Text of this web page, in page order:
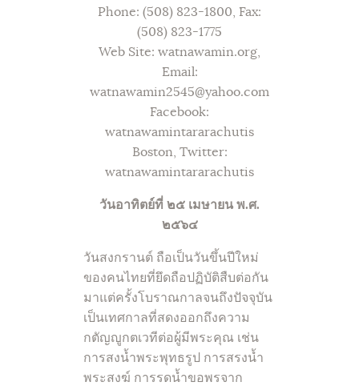
Phone: (508) 823-1800, Fax:
(508) 823-1775
Web Site: watnawamin.org,
Email:
watnawamin2545@yahoo.com
Facebook:
watnawamintararachutis
Boston, Twitter:
watnawamintararachutis
วันอาทิตย์ที่ ๒๕ เมษายน พ.ศ.
๒๕๖๔
วันสงกรานต์ ถือเป็นวันขึ้นปีใหม่
ของคนไทยที่ยึดถือปฏิบัติสืบต่อกัน
มาแต่ครั้งโบราณกาลจนถึงปัจจุบัน
เป็นเทศกาลที่สดงออกถึงความ
กตัญญูกตเวทีต่อผู้มีพระคุณ เช่น
การสงน้ำพระพุทธรูป การสรงน้ำ
พระสงฆ์ การรดน้ำขอพรจาก